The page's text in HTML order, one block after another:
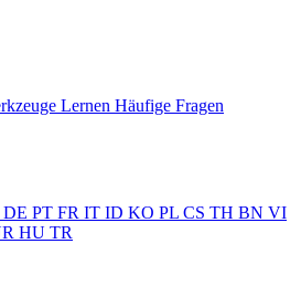
Lernen Häufige Fragen
DE PT FR IT ID KO PL CS TH BN VI
HU TR